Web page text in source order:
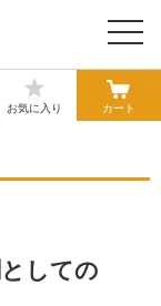
お気に入り カート
しての